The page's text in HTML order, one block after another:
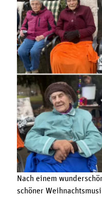
Nach einem
schöner